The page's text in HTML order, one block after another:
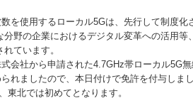
を使用するローカル5Gは、先行して制度化
野の企業におけるデジタル変革への活用等
ています。
会社から申請された4.7GHz帯ローカル5G
れましたので、本日付けで免許を付与しまし
北では初めてとなります。